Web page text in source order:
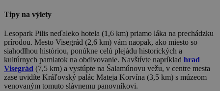
Tipy na výlety
Lesopark Pilis neďaleko hotela (1,6 km) priamo láka na prechádzku
prírodou. Mesto Visegrád (2,6 km) vám naopak, ako miesto so
siahodlhou históriou, ponúkne celú plejádu historických a
kultúrnych pamiatok na obdivovanie. Navštívte napríklad hrad
Visegrád (7,5 km) a vystúpte na Šalamúnovu vežu, v centre mesta
zase uvidíte Kráľovský palác Mateja Korvína (3,5 km) s múzeom
venovaným tomuto slávnemu panovníkovi.